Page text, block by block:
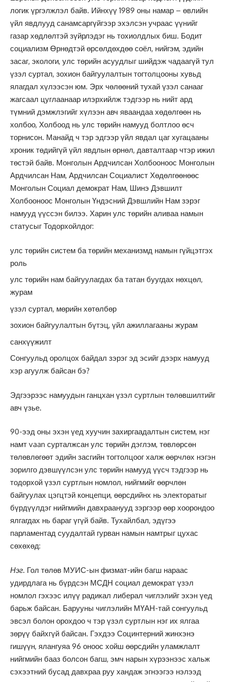
логик үргэлжлэл байв. Ийнхүү 1989 оны намар – өвлийн
үйл явдлууд санамсаргүйгээр эхэлсэн учраас үүнийг
газар хөдлөлтэй зүйрлэдэг нь тохиолдлых биш. Бодит
социализм Өрнөдтэй өрсөлдөхдөө соёл, нийгэм, эдийн
засаг, экологи, улс төрийн асуудлыг шийдэж чадаагүй тул
үзэл суртал, зохион байгуулалтын тогтолцооны хувьд
ялагдал хүлээсэн юм. Эрх чөлөөний тухай үзэл санааг
жагсаал цуглаанаар илэрхийлж тэдгээр нь нийт ард
түмний дэмжлэгийг хүлээн авч яваандаа хөдөлгөөн нь
холбоо, Холбоод нь улс төрийн намууд болтлоо өсч
торнисон. Манайд ч тэр эдгээр үйл явдал цаг хугацааны
хроник төдийгүй үйл явдлын өрнөл, давталтаар чтэр ижил
төстэй байв. Монголын Ардчилсан Холбооноос Монголын
Ардчилсан Нам, Ардчилсан Социалист Хөдөлгөөнөөс
Монголын Социал демократ Нам, Шинэ Дэвшилт
Холбооноос Монголын Үндэсний Дэвшлийн Нам зэрэг
намууд үүссэн билээ. Харин улс төрийн аливаа намын
статусыг Тодорхойлдог:
улс төрийн систем ба төрийн механизмд намын гүйцэтгэх
роль
улс төрийн нам байгуулагдах ба татан буугдах нөхцөл,
журам
үзэл суртал, мөрийн хөтөлбөр
зохион байгуулалтын бүтэц, үйл ажиллагааны журам
санхүүжилт
Сонгуульд оролцох байдал зэрэг эд эсийг дээрх намууд
хэр агуулж байсан бэ?
Эдгээрээс намуудын ганцхан үзэл суртлын төлөвшилтийг
авч үзье.
90-ээд оны эхэн үед хуучин захиргаадалтын систем, нэг
намт vaan сурталжсан улс төрийн дэглэм, төвлөрсөн
төлөвлөгөөт эдийн засгийн тогтолцоог халж өөрчлөх нэгэн
зорилго дэвшүүлсэн улс төрийн намууд үүсч тэдгээр нь
тодорхой үзэл суртлын номлол, нийгмийг өөрчлөн
байгуулах цэгцтэй концепци, өөрсдийнх нь электоратыг
бүрдүүлдэг нийгмийн давхраанууд зэргээр өөр хоорондоо
ялгагдах нь бараг үгүй байв. Тухайлбал, эдүгээ
парламентад суудалтай гурван намын намтрыг цухас
сөхөхөд:
Нэг. Гол төлөв МУИС-ын физмат-ийн багш нараас
удирдлага нь бүрдсэн МСДН социал демократ үзэл
номлол гэхээс илүү радикал либерал чиглэлийг эхэн үед
барьж байсан. Барууны чиглэлийн МҮАН-тай сонгуульд
эвсэл болон орохдоо ч тэр үзэл суртлын нэг их ялгаа
зөрүү байхгүй байсан. Гэхдээ Социнтерний жинхэнэ
гишүүн, ялангуяа 96 оноос хойш өөрсдийн уламжлалт
нийгмийн бааз болсон багш, эмч нарын хүрээнээс хальж
сэхээтний бусад давхраа руу хандаж эгнээгээ нэлээд